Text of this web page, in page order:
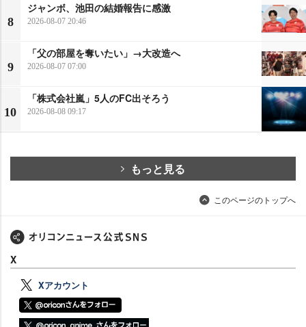
8
ジャンボ、池田の結婚報告に感激
2026-08-07 20:46
9
「父の部屋を奪いたい」→大改造へ
2026-08-07 07:00
10
「株式会社嵐」5人のFC出そろう
2026-08-08 09:17
もっと見る
このページのトップへ
X
Xアカウント